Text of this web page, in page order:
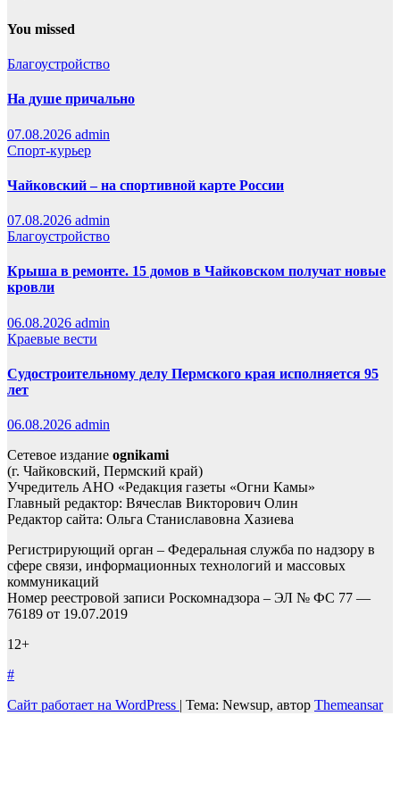
You missed
Благоустройство
На душе причально
07.08.2026 admin
Спорт-курьер
Чайковский – на спортивной карте России
07.08.2026 admin
Благоустройство
Крыша в ремонте. 15 домов в Чайковском получат новые
кровли
06.08.2026 admin
Краевые вести
Судостроительному делу Пермского края исполняется 95
лет
06.08.2026 admin
Сетевое издание ognikami
(г. Чайковский, Пермский край)
Учредитель АНО «Редакция газеты «Огни Камы»
Главный редактор: Вячеслав Викторович Олин
Редактор сайта: Ольга Станиславовна Хазиева
Регистрирующий орган – Федеральная служба по надзору в
сфере связи, информационных технологий и массовых
коммуникаций
Номер реестровой записи Роскомнадзора – ЭЛ № ФС 77 —
76189 от 19.07.2019
12+
#
Сайт работает на WordPress | Тема: Newsup, автор Themeansar